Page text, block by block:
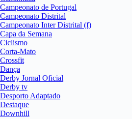
Campeonato de Portugal
Campeonato Distrital
Campeonato Inter Distrital (f)
Capa da Semana
Ciclismo
Corta-Mato
Crossfit
Dança
Derby Jornal Oficial
Derby tv
Desporto Adaptado
Destaque
Downhill